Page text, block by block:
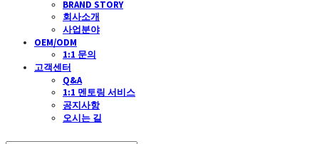
BRAND STORY
회사소개
사업분야
OEM/ODM
1:1 문의
고객센터
Q&A
1:1 멘토링 서비스
공지사항
오시는 길